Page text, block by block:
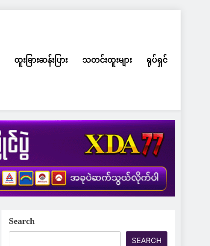
ထူးခြားဆန်းပြား သတင်းထူးများ ရုပ်ရှင်
Search
SEARCH